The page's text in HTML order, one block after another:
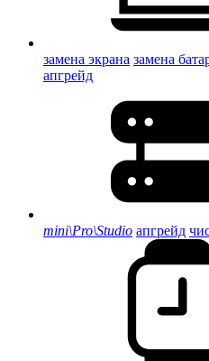
замена экрана замена
апгрейд
mini\Pro\Studio апгрейд